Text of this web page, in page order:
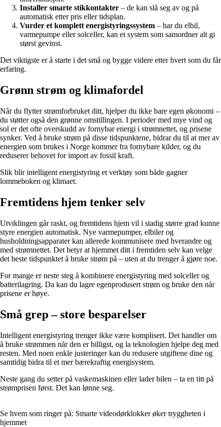
Installer smarte stikkontakter – de kan slå seg av og på
automatisk etter pris eller tidsplan.
Vurder et komplett energistyringssystem – har du elbil,
varmepumpe eller solceller, kan et system som samordner alt gi
størst gevinst.
Det viktigste er å starte i det små og bygge videre etter hvert som du får
erfaring.
Grønn strøm og klimafordel
Når du flytter strømforbruket ditt, hjelper du ikke bare egen økonomi –
du støtter også den grønne omstillingen. I perioder med mye vind og
sol er det ofte overskudd av fornybar energi i strømnettet, og prisene
synker. Ved å bruke strøm på disse tidspunktene, bidrar du til at mer av
energien som brukes i Norge kommer fra fornybare kilder, og du
reduserer behovet for import av fossil kraft.
Slik blir intelligent energistyring et verktøy som både gagner
lommeboken og klimaet.
Fremtidens hjem tenker selv
Utviklingen går raskt, og fremtidens hjem vil i stadig større grad kunne
styre energien automatisk. Nye varmepumper, elbiler og
husholdningsapparater kan allerede kommunisere med hverandre og
med strømnettet. Det betyr at hjemmet ditt i fremtiden selv kan velge
det beste tidspunktet å bruke strøm på – uten at du trenger å gjøre noe.
For mange er neste steg å kombinere energistyring med solceller og
batterilagring. Da kan du lagre egenprodusert strøm og bruke den når
prisene er høye.
Små grep – store besparelser
Intelligent energistyring trenger ikke være komplisert. Det handler om
å bruke strømmen når den er billigst, og la teknologien hjelpe deg med
resten. Med noen enkle justeringer kan du redusere utgiftene dine og
samtidig bidra til et mer bærekraftig energisystem.
Neste gang du setter på vaskemaskinen eller lader bilen – ta en titt på
strømprisen først. Det kan lønne seg.
Se hvem som ringer på: Smarte videodørklokker øker tryggheten i
hjemmet